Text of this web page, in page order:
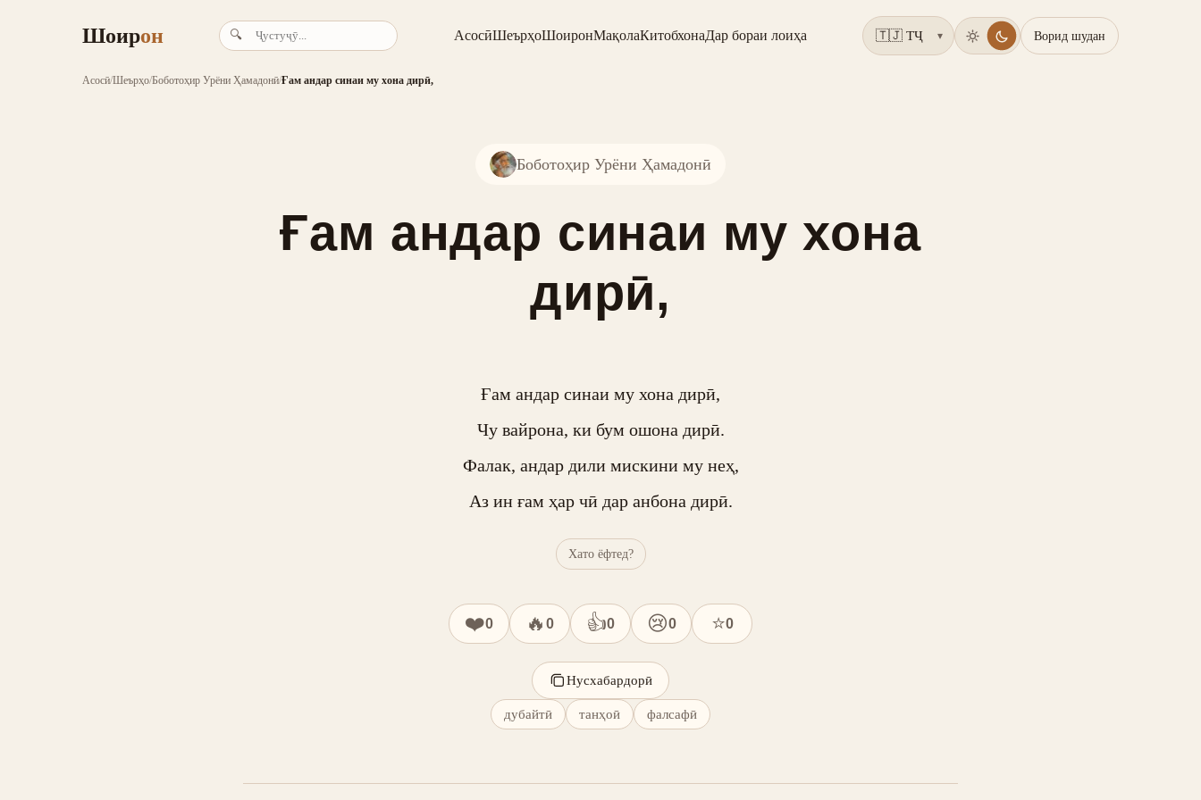
Шоирон 🔍 АсосӣШеърҳоШоиронМақолаКитобхонаДар бораи лоиҳа ▾ Ворид шудан
Асосӣ/Шеърҳо/Боботоҳир Урёни Ҳамадонӣ/Ғам андар синаи му хона дирӣ,
Боботоҳир Урёни Ҳамадонӣ
Ғам андар синаи му хона
дирӣ,
Ғам андар синаи му хона дирӣ,
Чу вайрона, ки бум ошона дирӣ.
Фалак, андар дили мискини му неҳ,
Аз ин ғам ҳар чӣ дар анбона дирӣ.
Хато ёфтед?
❤️0 🔥 0 👍0 😢0 ⭐0
Нусхабардорӣ
дубайтӣ танҳоӣ фалсафӣ